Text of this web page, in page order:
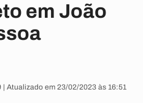
em João
Atualizado em 23/02/2023 às 16:51